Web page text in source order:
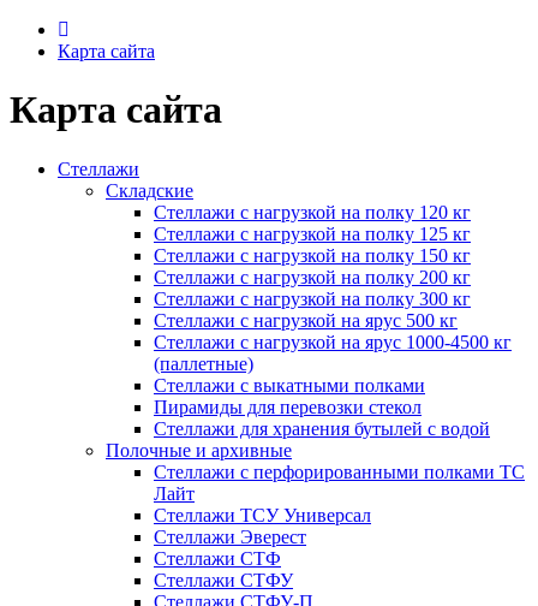
Карта сайта
Карта сайта
Стеллажи
Складские
Стеллажи с нагрузкой на полку 120 кг
Стеллажи с нагрузкой на полку 125 кг
Стеллажи с нагрузкой на полку 150 кг
Стеллажи с нагрузкой на полку 200 кг
Стеллажи с нагрузкой на полку 300 кг
Стеллажи с нагрузкой на ярус 500 кг
Стеллажи с нагрузкой на ярус 1000-4500 кг
(паллетные)
Стеллажи с выкатными полками
Пирамиды для перевозки стекол
Стеллажи для хранения бутылей с водой
Полочные и архивные
Стеллажи с перфорированными полками ТС
Лайт
Стеллажи ТСУ Универсал
Стеллажи Эверест
Стеллажи СТФ
Стеллажи СТФУ
Стеллажи СТФУ-П